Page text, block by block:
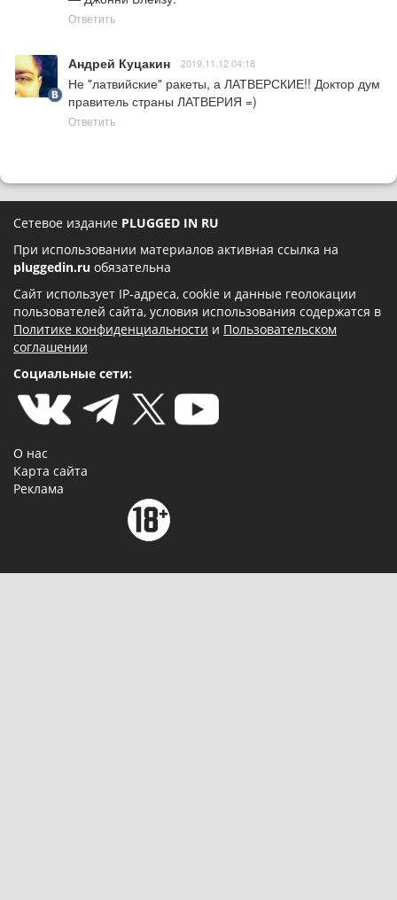
Ответить
Андрей Куцакин 2019.11.12 04:18
Не "латвийские" ракеты, а ЛАТВЕРСКИЕ!! Доктор дум
правитель страны ЛАТВЕРИЯ =)
Ответить
Сетевое издание PLUGGED IN RU
При использовании материалов активная ссылка на
pluggedin.ru обязательна
Сайт использует IP-адреса, cookie и данные геолокации
пользователей сайта, условия использования содержатся в
Политике конфиденциальности и Пользовательском
соглашении
Социальные сети:
О нас
Карта сайта
Реклама